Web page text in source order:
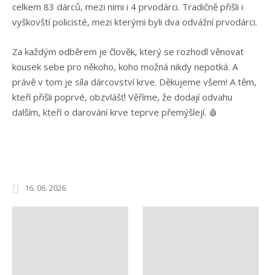
celkem 83 dárců, mezi nimi i 4 prvodárci. Tradičně přišli i
vyškovští policisté, mezi kterými byli dva odvážní prvodárci.
Za každým odběrem je člověk, který se rozhodl věnovat
kousek sebe pro někoho, koho možná nikdy nepotká. A
právě v tom je síla dárcovství krve. Děkujeme všem! A těm,
kteří přišli poprvé, obzvlášť! Věříme, že dodají odvahu
dalším, kteří o darování krve teprve přemýšlejí. 🩸
16. 06. 2026